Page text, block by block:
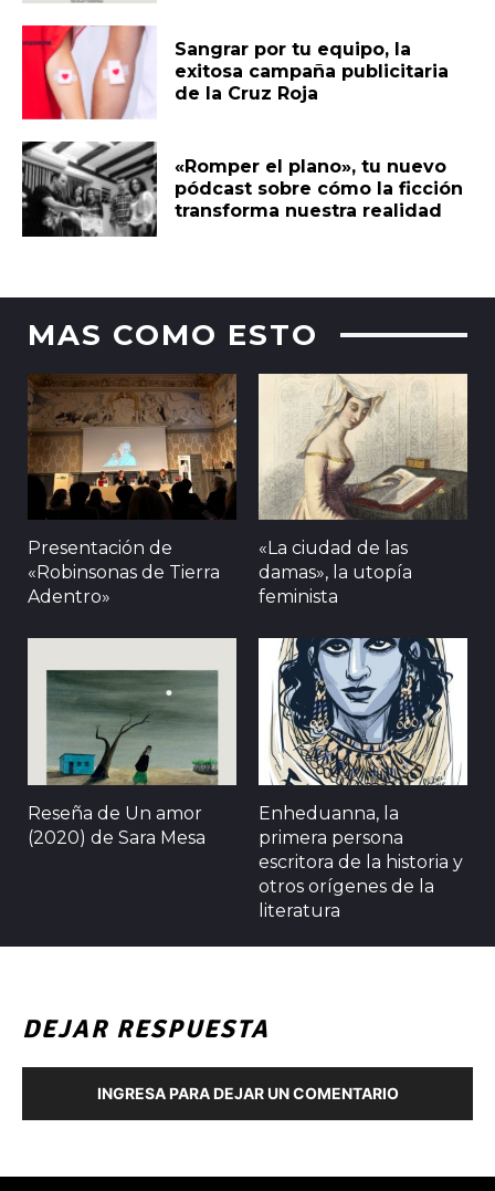
Sangrar por tu equipo, la
exitosa campaña publicitaria
de la Cruz Roja
«Romper el plano», tu nuevo
pódcast sobre cómo la ficción
transforma nuestra realidad
MAS COMO ESTO
Presentación de
«Robinsonas de Tierra
Adentro»
«La ciudad de las
damas», la utopía
feminista
Reseña de Un amor
(2020) de Sara Mesa
Enheduanna, la
primera persona
escritora de la historia y
otros orígenes de la
literatura
DEJAR RESPUESTA
INGRESA PARA DEJAR UN COMENTARIO